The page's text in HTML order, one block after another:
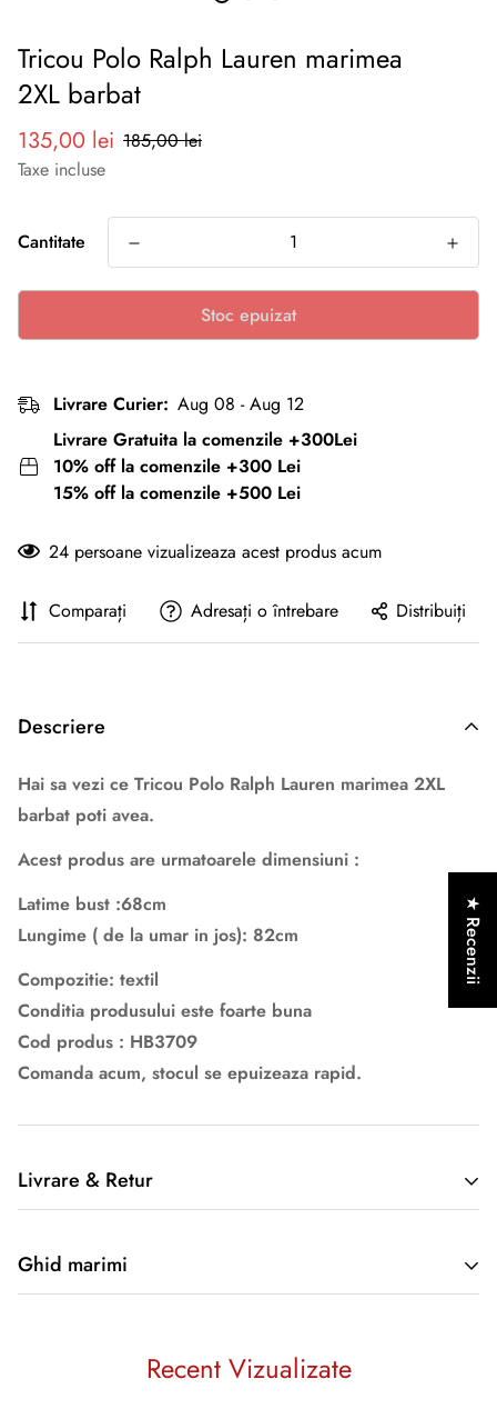
Tricou Polo Ralph Lauren marimea
2XL barbat
Preț
redus
135,00 lei
Preț
normal
185,00 lei
Taxe incluse
Cantitate
Stoc epuizat
Livrare Curier: Aug 08 - Aug 12
Livrare Gratuita la comenzile +300Lei
10% off la comenzile +300 Lei
15% off la comenzile +500 Lei
24 persoane vizualizeaza acest produs acum
Comparați Adresați o întrebare Distribuiți
Descriere
Hai sa vezi ce Tricou Polo Ralph Lauren marimea 2XL
barbat poti avea.
Acest produs are urmatoarele dimensiuni :
Latime bust :68cm
Lungime ( de la umar in jos): 82cm
Compozitie: textil
Conditia produsului este foarte buna
Cod produs : HB3709
Comanda acum, stocul se epuizeaza rapid.
Livrare & Retur
legatura cu societatea noastra
Ghid marimi
Produsele sunt masurate astfet :
Recent Vizualizate
★ Recenzii